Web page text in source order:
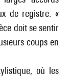
de registre. «
doit se sentir
coups en
où les